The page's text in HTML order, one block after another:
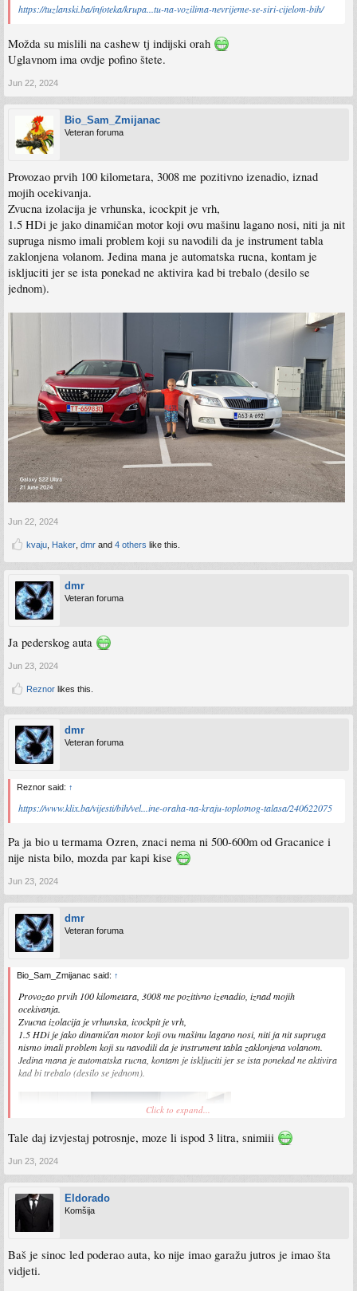
https://tuzlanski.ba/infoteka/krupa...tu-na-vozilima-nevrijeme-se-siri-cijelom-bih/
Možda su mislili na cashew tj indijski orah
Uglavnom ima ovdje pofino štete.
Jun 22, 2024
Bio_Sam_Zmijanac
Veteran foruma
Provozao prvih 100 kilometara, 3008 me pozitivno izenadio, iznad
mojih ocekivanja.
Zvucna izolacija je vrhunska, icockpit je vrh,
1.5 HDi je jako dinamičan motor koji ovu mašinu lagano nosi, niti ja nit
supruga nismo imali problem koji su navodili da je instrument tabla
zaklonjena volanom. Jedina mana je automatska rucna, kontam je
iskljuciti jer se ista ponekad ne aktivira kad bi trebalo (desilo se
jednom).
Jun 22, 2024
kvaju Haker dmr and 4 others like this.
dmr
Veteran foruma
Ja pederskog auta
Jun 23, 2024
Reznor likes this.
dmr
Veteran foruma
Reznor said: ↑
https://www.klix.ba/vijesti/bih/vel...ine-oraha-na-kraju-toplotnog-talasa/240622075
Pa ja bio u termama Ozren, znaci nema ni 500-600m od Gracanice i
nije nista bilo, mozda par kapi kise
Jun 23, 2024
dmr
Veteran foruma
Bio_Sam_Zmijanac said: ↑
Provozao prvih 100 kilometara, 3008 me pozitivno izenadio, iznad mojih
ocekivanja.
Zvucna izolacija je vrhunska, icockpit je vrh,
1.5 HDi je jako dinamičan motor koji ovu mašinu lagano nosi, niti ja nit supruga
nismo imali problem koji su navodili da je instrument tabla zaklonjena volanom.
Jedina mana je automatska rucna, kontam je iskljuciti jer se ista ponekad ne aktivira
kad bi trebalo (desilo se jednom).
Click to expand...
Tale daj izvjestaj potrosnje, moze li ispod 3 litra, snimiii
Jun 23, 2024
Eldorado
Komšija
Baš je sinoc led poderao auta, ko nije imao garažu jutros je imao šta
vidjeti.